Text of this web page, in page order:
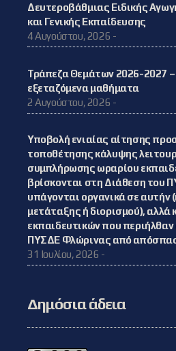
Δευτεροβάθμιας Ειδικής
και Γενικής Εκπαίδευσης
4 Αυγούστου, 2026 -
Τράπεζα Θεμάτων 2026-2027
εξεταζόμενα μαθήματα
2 Αυγούστου, 2026 -
Υποβολή ενιαίας αίτησης
τοποθέτησης κάλυψης
συμπλήρωσης ωραρίου
βρίσκονται στη Διάθεση του
υπάγονται οργανικά σε αυτήν
μετάταξης ή διορισμού), αλλά
εκπαιδευτικών που
ΠΥΣΔΕ Φλώρινας από
31 Ιουλίου, 2026 -
Δημόσια άδεια